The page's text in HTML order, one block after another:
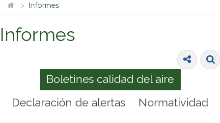
Informes
Informes
Boletines calidad del aire
Declaración de alertas
Normatividad